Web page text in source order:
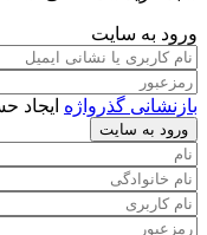
ورود به سایت
بازنشانی گذرواژه ایجاد
ورود به سایت